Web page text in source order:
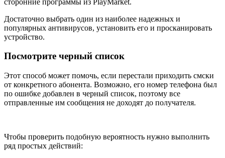
Достаточно выбрать один из наиболее надежных и
популярных антивирусов, установить его и просканировать
устройство.
Посмотрите черный список
Этот способ может помочь, если перестали приходить смски
от конкретного абонента. Возможно, его номер телефона был
по ошибке добавлен в черный список, поэтому все
отправленные им сообщения не доходят до получателя.
Чтобы проверить подобную вероятность нужно выполнить
ряд простых действий: